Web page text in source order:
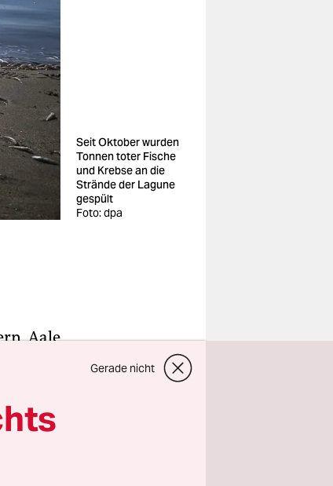
Seit Oktober wurden
Tonnen toter Fische
und Krebse an die
Strände der Lagune
gespült
Foto: dpa
Aale
wie
über
Gerade nicht